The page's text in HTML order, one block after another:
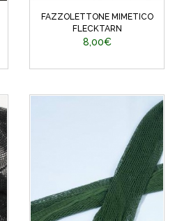
FAZZOLETTONE MIMETICO
FLECKTARN
8,00€